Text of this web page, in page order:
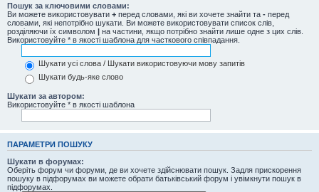
Пошук за ключовими словами:
Ви можете використовувати + перед словами, які ви хочете знайти та - перед
словами, які непотрібно шукати. Ви можете використовувати список слів,
розділяючи їх символом | на частини, якщо потрібно знайти лише одне з цих слів.
Використовуйте * в якості шаблона для часткового співпадання.
Шукати усі слова / Шукати використовуючи мову запитів
Шукати будь-яке слово
Шукати за автором:
Використовуйте * в якості шаблона
ПАРАМЕТРИ ПОШУКУ
Шукати в форумах:
Оберіть форум чи форуми, де ви хочете здійснювати пошук. Задля прискорення
пошуку в підфорумах ви можете обрати батьківський форум і увімкнути пошук в
підфорумах.